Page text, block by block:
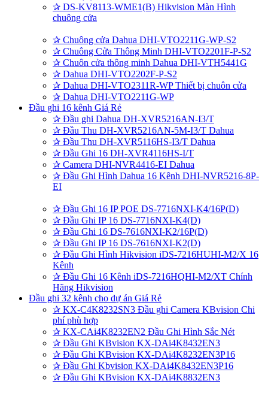
✰ DS-KV8113-WME1(B) Hikvision Màn Hình
chuông cửa
✰ Chuông cửa Dahua DHI-VTO2211G-WP-S2
✰ Chuông Cửa Thông Minh DHI-VTO2201F-P-S2
✰ Chuôn cửa thông minh Dahua DHI-VTH5441G
✰ Dahua DHI-VTO2202F-P-S2
✰ Dahua DHI-VTO2311R-WP Thiết bị chuôn cửa
✰ Dahua DHI-VTO2211G-WP
Đầu ghi 16 kênh Giá Rẻ
✰ Đầu ghi Dahua DH-XVR5216AN-I3/T
✰ Đầu Thu DH-XVR5216AN-5M-I3/T Dahua
✰ Đầu Thu DH-XVR5116HS-I3/T Dahua
✰ Đầu Ghi 16 DH-XVR4116HS-I/T
✰ Camera DHI-NVR4416-EI Dahua
✰ Đầu Ghi Hình Dahua 16 Kênh DHI-NVR5216-8P-
EI
✰ Đầu Ghi 16 IP POE DS-7716NXI-K4/16P(D)
✰ Đầu Ghi IP 16 DS-7716NXI-K4(D)
✰ Đầu Ghi 16 DS-7616NXI-K2/16P(D)
✰ Đầu Ghi IP 16 DS-7616NXI-K2(D)
✰ Đầu Ghi Hình Hikvision iDS-7216HUHI-M2/X 16
Kênh
✰ Đầu Ghi 16 Kênh iDS-7216HQHI-M2/XT Chính
Hãng Hikvision
Đầu ghi 32 kênh cho dự án Giá Rẻ
✰ KX-C4K8232SN3 Đầu ghi Camera KBvision Chi
phí phù hợp
✰ KX-CAi4K8232EN2 Đầu Ghi Hình Sắc Nét
✰ Đầu Ghi KBvision KX-DAi4K8432EN3
✰ Đầu Ghi KBvision KX-DAi4K8232EN3P16
✰ Đầu Ghi Kbvision KX-DAi4K8432EN3P16
✰ Đầu Ghi KBvision KX-DAi4K8832EN3